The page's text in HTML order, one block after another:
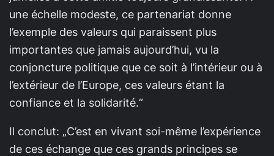
une échelle modeste, ce partenariat donne
l’exemple des valeurs qui paraissent plus
importantes que jamais aujourd’hui, vu la
conjoncture politique que ce soit à l’intérieur ou à
l’extérieur de l’Europe, ces valeurs étant la
confiance et la solidarité.“
Il conclut: „C’est en vivant soi-même l’expérience
de ces échange que ces grands principes se